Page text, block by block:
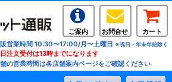
ご案内 お問合せ
カート
営業時間 10:30〜17:00/月〜土曜日 ※祝日・年末年始除く
注文受付は13時までになります
の営業時間は各店舗案内ページをご確認ください